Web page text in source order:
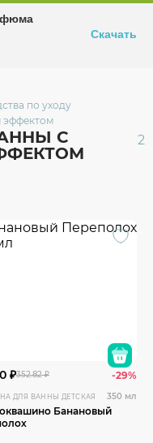
к. 1
по уходу
С
2
₽352.82 ₽ -29%
ДЛЯ ВАННЫ ДЕТСКАЯ 350 мл
Банановый
Скачать